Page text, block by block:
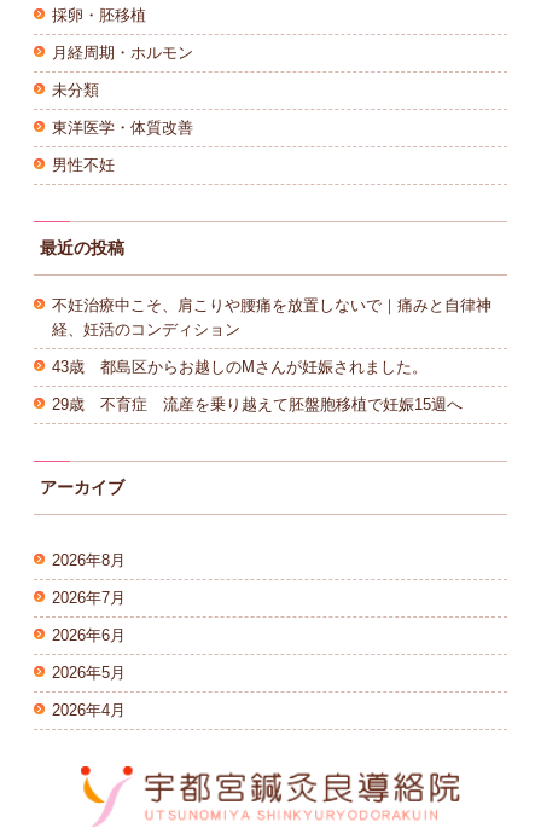
採卵・胚移植
月経周期・ホルモン
未分類
東洋医学・体質改善
男性不妊
最近の投稿
不妊治療中こそ、肩こりや腰痛を放置しないで｜痛みと自律神
経、妊活のコンディション
43歳 都島区からお越しのMさんが妊娠されました。
29歳 不育症 流産を乗り越えて胚盤胞移植で妊娠15週へ
アーカイブ
2026年8月
2026年7月
2026年6月
2026年5月
2026年4月